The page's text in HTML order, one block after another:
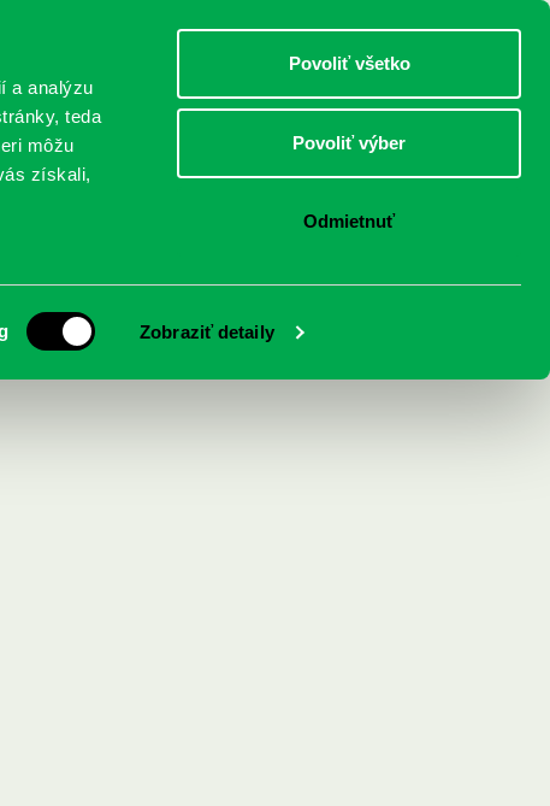
a analýzu
teda
môžu
získali,
Zobraziť detaily
Povoliť všetko
Povoliť výber
Odmietnuť
DOSPELÍ
Smrť ako